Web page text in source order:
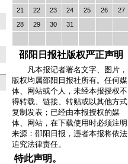
21
22 23 24 25 26
27
28
29 30 31
邵阳日报社版权严正声明
凡本报记者署名文字、图片，
版权均属邵阳日报社所有。任何媒
体、网站或个人，未经本报授权不
得转载、链接、转贴或以其他方式
复制发表；已经由本报授权的媒
体、网站，在下载使用时必须注明
来源： 邵阳日报 ，违者本报将依法
追究法律责任。
特此声明。